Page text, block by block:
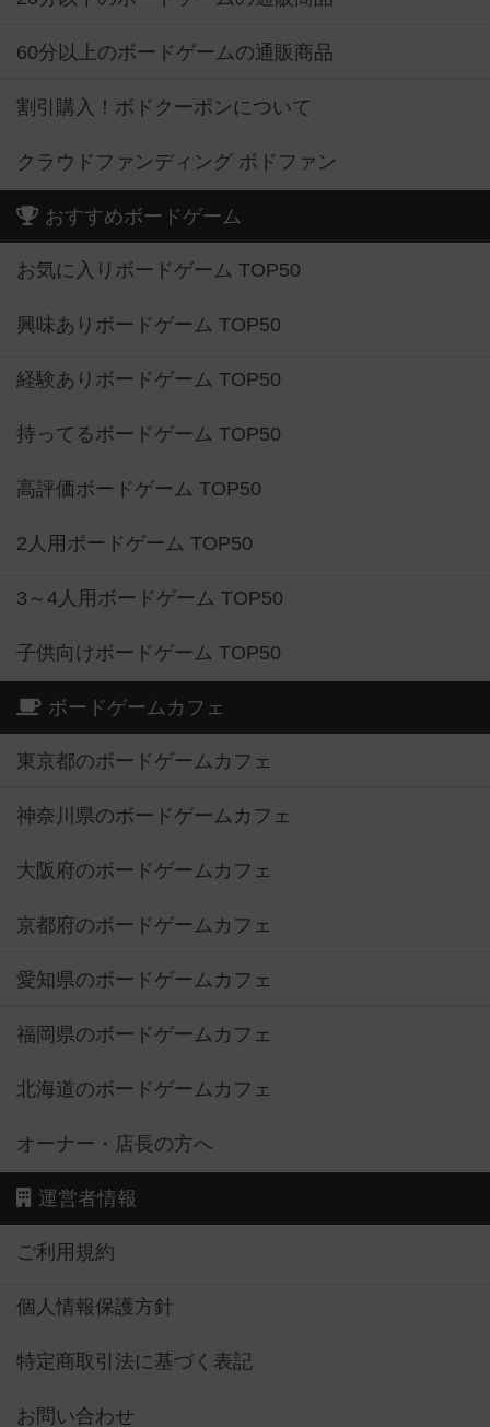
60分以上のボードゲームの通販商品
割引購入！ボドクーポンについて
クラウドファンディング ボドファン
おすすめボードゲーム
お気に入りボードゲーム TOP50
興味ありボードゲーム TOP50
経験ありボードゲーム TOP50
持ってるボードゲーム TOP50
高評価ボードゲーム TOP50
2人用ボードゲーム TOP50
3～4人用ボードゲーム TOP50
子供向けボードゲーム TOP50
ボードゲームカフェ
東京都のボードゲームカフェ
神奈川県のボードゲームカフェ
大阪府のボードゲームカフェ
京都府のボードゲームカフェ
愛知県のボードゲームカフェ
福岡県のボードゲームカフェ
北海道のボードゲームカフェ
オーナー・店長の方へ
運営者情報
ご利用規約
個人情報保護方針
特定商取引法に基づく表記
お問い合わせ